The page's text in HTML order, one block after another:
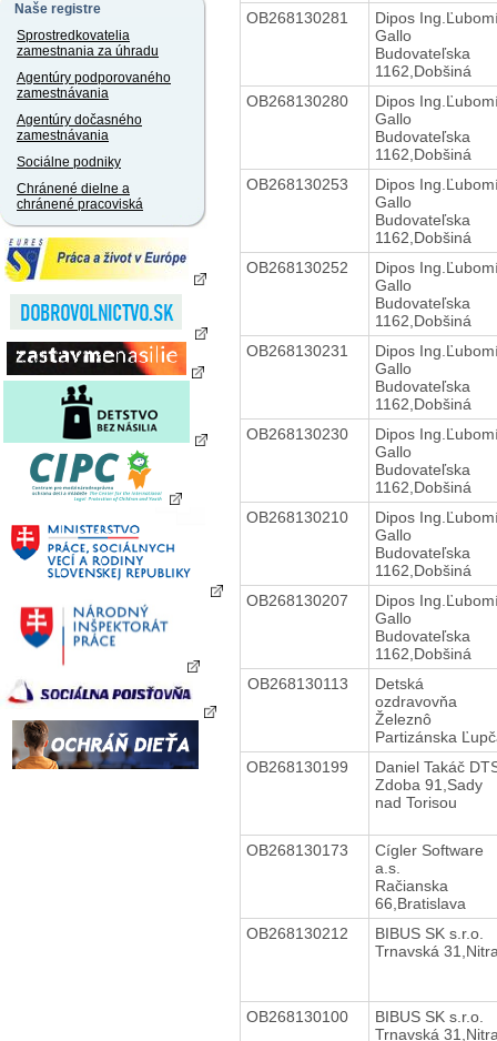
Naše registre
Sprostredkovatelia
zamestnania za úhradu
Agentúry podporovaného
zamestnávania
Agentúry dočasného
zamestnávania
Sociálne podniky
Chránené dielne a
chránené pracoviská
OB268130281
Dipos
Gallo
Budovateľska
1162,Dobšiná
OB268130280
Dipos
Gallo
Budovateľska
1162,Dobšiná
OB268130253
Dipos
Gallo
Budovateľska
1162,Dobšiná
OB268130252
Dipos
Gallo
Budovateľska
1162,Dobšiná
OB268130231
Dipos
Gallo
Budovateľska
1162,Dobšiná
OB268130230
Dipos
Gallo
Budovateľska
1162,Dobšiná
OB268130210
Dipos
Gallo
Budovateľska
1162,Dobšiná
OB268130207
Dipos
Gallo
Budovateľska
1162,Dobšiná
OB268130113
Detská
ozdravovňa
Železnô
Partizánska
OB268130199
Daniel Takáč
Zdoba 91,Sady
nad Torisou
OB268130173
Cígler Software
a.s.
Račianska
66,Bratislava
OB268130212
BIBUS SK s.r.o.
Trnavská
OB268130100
BIBUS SK s.r.o.
Trnavská